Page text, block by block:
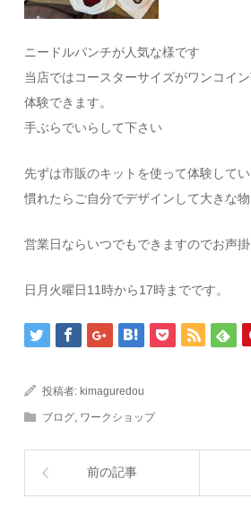
ニードルパンチが人気な様です
当店ではコースターサイズがワンコイ
体験できます。
手ぶらでいらして下さい
先ずは市販のキットを使って体験して
慣れたらご自分でデザインして大きな
営業日ならいつでもできますのでお声
日月火曜日11時から17時までです。
投稿者:kimaguredou
ブログ, ワークショップ
前の記事